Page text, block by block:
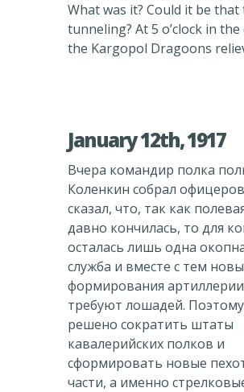
What was it? Could it be that
tunneling? At 5 o’clock in
the Kargopol Dragoons
January 12th, 1917
Вчера командир полка
Коленкин собрал
сказал, что, так как
давно кончилась, то для
осталась лишь одна
служба и вместе с тем
формирования артиллерии
требуют лошадей. Поэтому
решено сократить штаты
кавалерийских полков и
сформировать новые
части, а именно